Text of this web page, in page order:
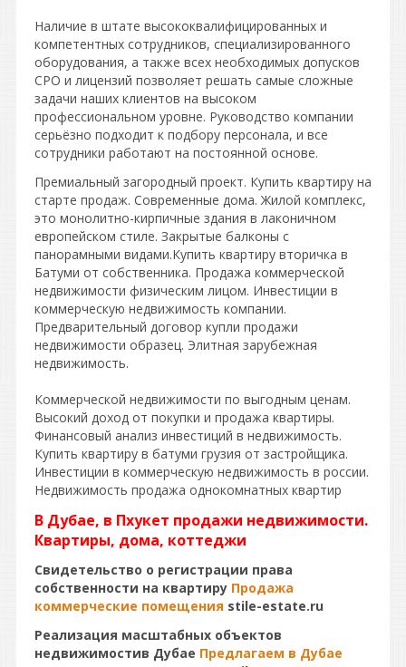
Наличие в штате высококвалифицированных и
компетентных сотрудников, специализированного
оборудования, а также всех необходимых допусков
СРО и лицензий позволяет решать самые сложные
задачи наших клиентов на высоком
профессиональном уровне. Руководство компании
серьёзно подходит к подбору персонала, и все
сотрудники работают на постоянной основе.
Премиальный загородный проект. Купить квартиру на
старте продаж. Современные дома. Жилой комплекс,
это монолитно-кирпичные здания в лаконичном
европейском стиле. Закрытые балконы с
панорамными видами.Купить квартиру вторичка в
Батуми от собственника. Продажа коммерческой
недвижимости физическим лицом. Инвестиции в
коммерческую недвижимость компании.
Предварительный договор купли продажи
недвижимости образец. Элитная зарубежная
недвижимость.
Коммерческой недвижимости по выгодным ценам.
Высокий доход от покупки и продажа квартиры.
Финансовый анализ инвестиций в недвижимость.
Купить квартиру в батуми грузия от застройщика.
Инвестиции в коммерческую недвижимость в россии.
Недвижимость продажа однокомнатных квартир
В Дубае, в Пхукет продажи недвижимости.
Квартиры, дома, коттеджи
Свидетельство о регистрации права
собственности на квартиру Продажа
коммерческие помещения stile-estate.ru
Реализация масштабных объектов
недвижимостив Дубае Предлагаем в Дубае